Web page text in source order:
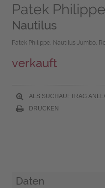
Patek Philippe
Nautilus
Patek Philippe, Nautilus Jumbo,
verkauft
ALS SUCHAUFTRAG
DRUCKEN
Daten